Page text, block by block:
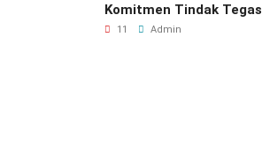
Komitmen Tindak Tegas
Kelompok Remaja yang
11 Admin